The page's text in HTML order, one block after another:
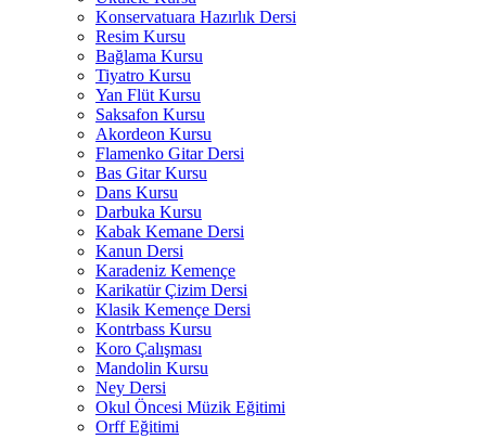
Konservatuara Hazırlık Dersi
Resim Kursu
Bağlama Kursu
Tiyatro Kursu
Yan Flüt Kursu
Saksafon Kursu
Akordeon Kursu
Flamenko Gitar Dersi
Bas Gitar Kursu
Dans Kursu
Darbuka Kursu
Kabak Kemane Dersi
Kanun Dersi
Karadeniz Kemençe
Karikatür Çizim Dersi
Klasik Kemençe Dersi
Kontrbass Kursu
Koro Çalışması
Mandolin Kursu
Ney Dersi
Okul Öncesi Müzik Eğitimi
Orff Eğitimi